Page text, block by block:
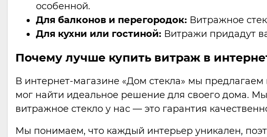
особенной.
Для балконов и перегородок: Витражное
Для кухни или гостиной: Витражи придадут
Почему лучше купить витраж в
В интернет-магазине «Дом стекла» мы
мог найти идеальное решение для своего дома.
витражное стекло у нас — это гарантия
Мы понимаем, что каждый интерьер уникален,